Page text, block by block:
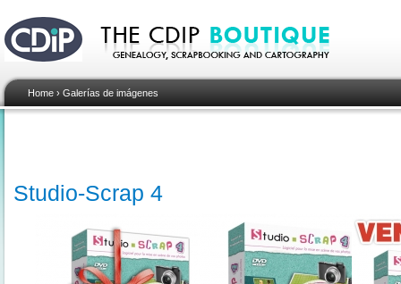
Home › Galerías de imágenes
Studio-Scrap 4